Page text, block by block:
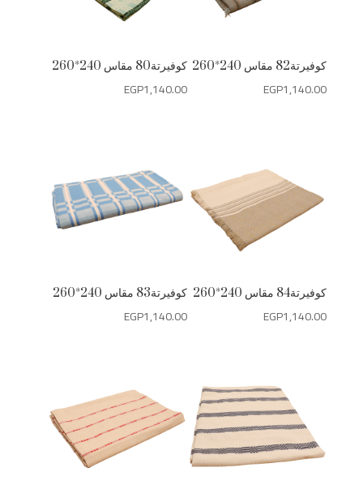
كوفيرتة80 مقاس 240*260
EGP1,140.00
كوفيرتة82 مقاس 240*260
EGP1,140.00
كوفيرتة83 مقاس 240*260
EGP1,140.00
كوفيرتة84 مقاس 240*260
EGP1,140.00